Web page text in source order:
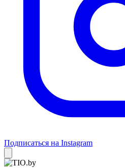
Подписаться на Instagram